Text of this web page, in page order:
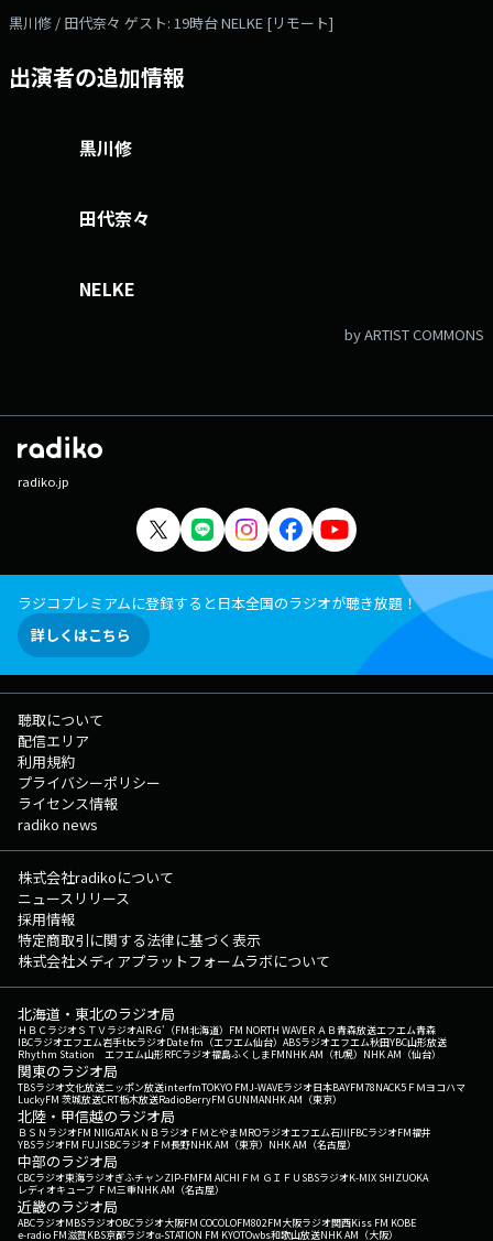
サイト：https://fmfukuoka.co.jp/program/gow/ メールアドレス：
gow@fmfukuoka.jp メッセージフォーム：
「#GOW」 Xアカウントは「@fmfukuokagow」
黒川修 / 田代奈々 ゲスト: 19時台 NELKE [リモート]
出演者の追加情報
黒川修
田代奈々
NELKE
by ARTIST COMMONS
radiko.jp
ラジコプレミアムに登録すると日本全国のラジオが聴き放題！
詳しくはこちら
聴取について
配信エリア
利用規約
プライバシーポリシー
ライセンス情報
radiko news
株式会社radikoについて
ニュースリリース
採用情報
特定商取引に関する法律に基づく表示
株式会社メディアプラットフォームラボについて
北海道・東北のラジオ局
ＨＢＣラジオＳＴＶラジオAIR-G'（FM北海道） FM NORTH WAVEＲＡＢ青森放送エフエム青森
IBCラジオエフエム岩手tbcラジオDate fm（エフエム仙台） ABSラジオエフエム秋田YBC山形放送
Rhythm Station エフエム山形RFCラジオ福島ふくしまFMNHK AM（札幌） NHK AM（仙台）
関東のラジオ局
TBSラジオ文化放送ニッポン放送interfmTOKYO FMJ-WAVEラジオ日本BAYFM78NACK5 ＦＭヨコハマ
LuckyFM 茨城放送CRT栃木放送RadioBerryFM GUNMANHK AM（東京）
北陸・甲信越のラジオ局
ＢＳＮラジオFM NIIGATAＫＮＢラジオ ＦＭとやまMROラジオエフエム石川FBCラジオFM福井
YBSラジオFM FUJISBCラジオ ＦＭ長野NHK AM（東京） NHK AM（名古屋）
中部のラジオ局
CBCラジオ東海ラジオぎふチャンZIP-FMFM AICHI ＦＭ ＧＩＦＵ SBSラジオK-MIX SHIZUOKA
レディオキューブ ＦＭ三重NHK AM（名古屋）
近畿のラジオ局
ABCラジオMBSラジオOBCラジオ大阪FM COCOLOFM802FM大阪ラジオ関西Kiss FM KOBE
e-radio FM滋賀KBS京都ラジオα-STATION FM KYOTOwbs和歌山放送NHK AM（大阪）